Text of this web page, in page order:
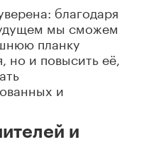
благодаря
мы сможем
планку
но и повысить её,
и
и